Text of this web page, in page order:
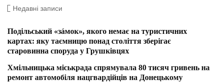
Недавні записи
Подільський «зáмок», якого немає на туристичних
картах: яку таємницю понад століття зберігає
старовинна споруда у Грушківцях
Хмільницька міськрада спрямувала 80 тисяч гривень на
ремонт автомобіля нацгвардійців на Донецькому